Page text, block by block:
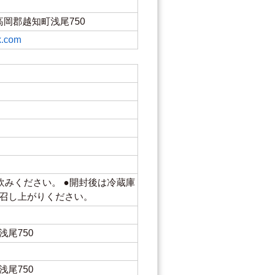
岡郡越知町浅尾750
みください。 ●開封後は冷蔵庫
し上がりください。
尾750
尾750